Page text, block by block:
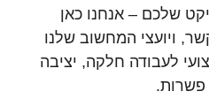
שלכם – אנחנו כאן
ויועצי המחשוב שלנו
לעבודה חלקה, יציבה
פשרות.